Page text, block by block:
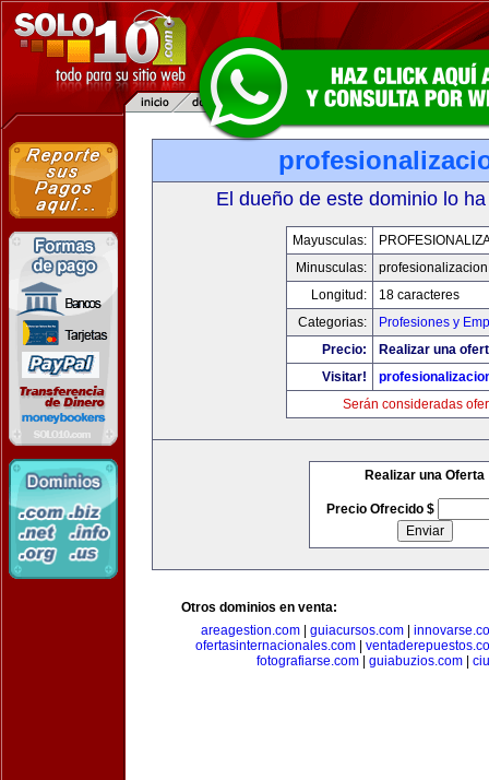
El dueño de este dominio lo
Mayusculas:
Minusculas:
Longitud:
18 caracteres
Categorias:
Profesiones y
Precio:
Realizar una
Visitar!
Serán consideradas
Realizar una Oferta
Precio Ofrecido $
Otros dominios en venta:
areagestion.com| guiacursos.com|
ofertasinternacionales.com|
fotografiarse.com| guiabuzios.com|